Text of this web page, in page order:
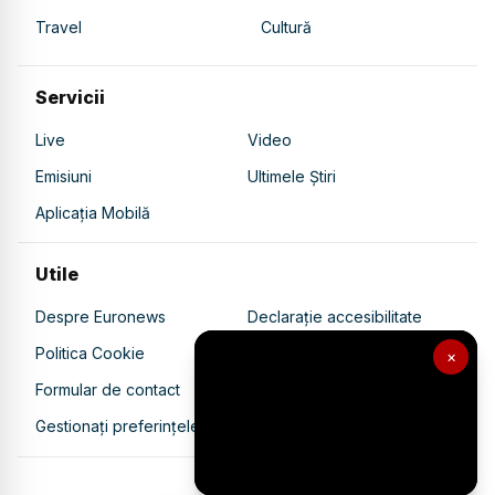
×
Un nou sezon "Arta de a fi":
Psihologie aplicată în viața de zi
Travel
Cultură
Servicii
Live
Video
Emisiuni
Ultimele Știri
Aplicația Mobilă
Utile
Despre Euronews
Declarație accesibilitate
Politica Cookie
Politica de confidențialitate
Formular de contact
Gestionați preferințele